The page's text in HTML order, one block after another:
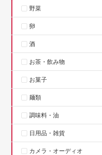
野菜
卵
酒
お茶・飲み物
お菓子
麺類
調味料・油
日用品・雑貨
カメラ・オーディオ